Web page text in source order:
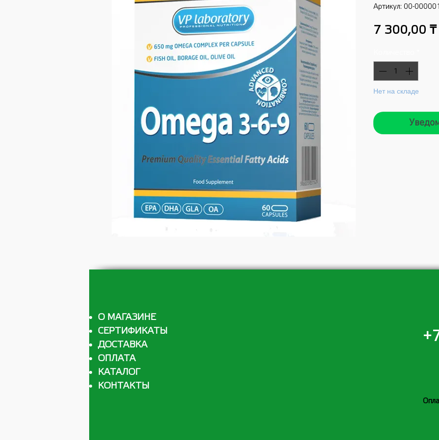
Артикул: 00-
7 300,00 ₸
Нет на складе
О МАГАЗИНЕ
СЕРТИФИКАТЫ
ДОСТАВКА
ОПЛАТА
КАТАЛОГ
КОНТАКТЫ